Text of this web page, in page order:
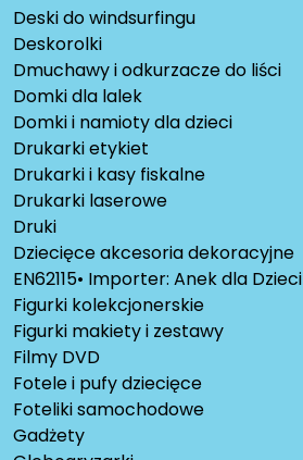
Deski do windsurfingu
Deskorolki
Dmuchawy i odkurzacze do liści
Domki dla lalek
Domki i namioty dla dzieci
Drukarki etykiet
Drukarki i kasy fiskalne
Drukarki laserowe
Druki
Dziecięce akcesoria dekoracyjne
EN62115• Importer: Anek dla Dzieci
Figurki kolekcjonerskie
Figurki makiety i zestawy
Filmy DVD
Fotele i pufy dziecięce
Foteliki samochodowe
Gadżety